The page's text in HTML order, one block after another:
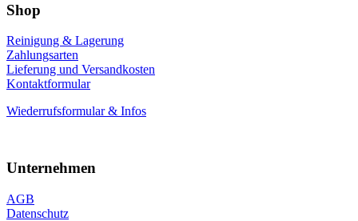
Shop
Reinigung & Lagerung
Zahlungsarten
Lieferung und Versandkosten
Kontaktformular
Wiederrufsformular & Infos
Unternehmen
AGB
Datenschutz